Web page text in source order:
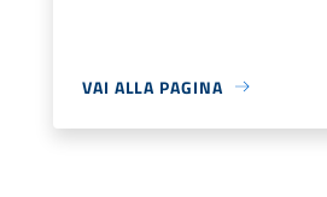
VAI ALLA PAGINA